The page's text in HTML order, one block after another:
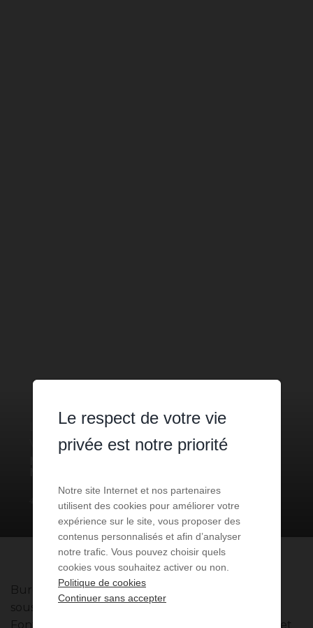
LOCAL COMMERCIAL 10 PIÈCES
VENDRE
46 650 € 10 pièces 950 m² de surface
Bureaux de 900 m² avec espace de stockage en
sous-sol, situés dans un immeuble moderne de
Fontvieille. Accès optimisé grâce à un ascenseur et
Le respect de votre vie
privée est notre priorité
Notre site Internet et nos partenaires
utilisent des cookies pour améliorer votre
expérience sur le site, vous proposer des
contenus personnalisés et afin d’analyser
notre trafic. Vous pouvez choisir quels
cookies vous souhaitez activer ou non.
Politique de cookies
Continuer sans accepter